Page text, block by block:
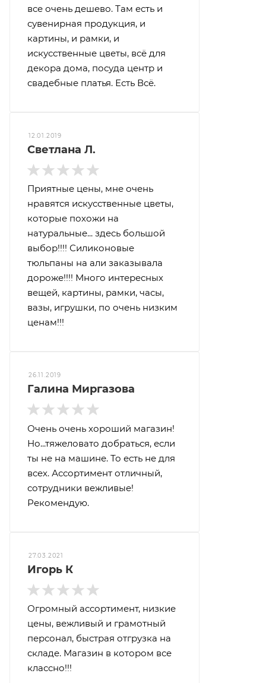
все очень дешево. Там есть и
сувенирная продукция, и
картины, и рамки, и
искусственные цветы, всё для
декора дома, посуда центр и
свадебные платья. Есть Всё.
12.01.2019
Светлана Л.
Приятные цены, мне очень
нравятся искусственные цветы,
которые похожи на
натуральные... здесь большой
выбор!!!! Силиконовые
тюльпаны на али заказывала
дороже!!!! Много интересных
вещей, картины, рамки, часы,
вазы, игрушки, по очень низким
ценам!!!
26.11.2019
Галина Миргазова
Очень очень хороший магазин!
Но...тяжеловато добраться, если
ты не на машине. То есть не для
всех. Ассортимент отличный,
сотрудники вежливые!
Рекомендую.
27.03.2021
Игорь К
Огромный ассортимент, низкие
цены, вежливый и грамотный
персонал, быстрая отгрузка на
складе. Магазин в котором все
классно!!!